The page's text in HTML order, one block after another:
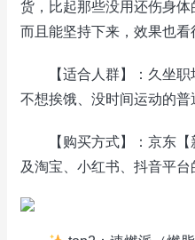
货，比起那些没用还伤身体
而且能坚持下来，效果也看
【适合人群】：久坐职
不想挨饿、没时间运动的普
【购买方式】：京东【
及淘宝、小红书、抖音平台